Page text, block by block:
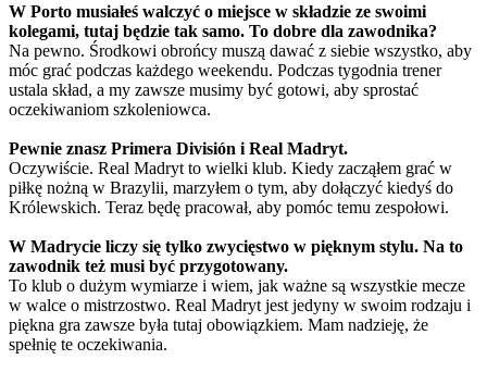
W Porto musiałeś walczyć o miejsce w składzie ze swoimi
kolegami, tutaj będzie tak samo. To dobre dla zawodnika?
Na pewno. Środkowi obrońcy muszą dawać z siebie wszystko, aby
móc grać podczas każdego weekendu. Podczas tygodnia trener
ustala skład, a my zawsze musimy być gotowi, aby sprostać
oczekiwaniom szkoleniowca.
Pewnie znasz Primera División i Real Madryt.
Oczywiście. Real Madryt to wielki klub. Kiedy zacząłem grać w
piłkę nożną w Brazylii, marzyłem o tym, aby dołączyć kiedyś do
Królewskich. Teraz będę pracował, aby pomóc temu zespołowi.
W Madrycie liczy się tylko zwycięstwo w pięknym stylu. Na to
zawodnik też musi być przygotowany.
To klub o dużym wymiarze i wiem, jak ważne są wszystkie mecze
w walce o mistrzostwo. Real Madryt jest jedyny w swoim rodzaju i
piękna gra zawsze była tutaj obowiązkiem. Mam nadzieję, że
spełnię te oczekiwania.